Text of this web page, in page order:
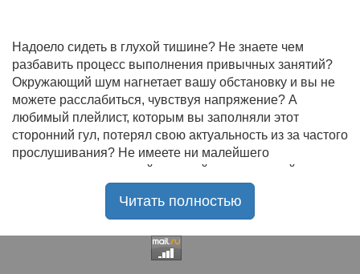
Надоело сидеть в глухой тишине? Не знаете чем
разбавить процесс выполнения привычных занятий?
Окружающий шум нагнетает вашу обстановку и вы не
можете расслабиться, чувствуя напряжение? А
любимый плейлист, которым вы заполняли этот
сторонний гул, потерял свою актуальность из за частого
прослушивания? Не имеете ни малейшего
представления, где найти новый качественный контент
на замену старому? В таком случае вы обратились по
радостью приветствует своих старых и новых
Читать полностью